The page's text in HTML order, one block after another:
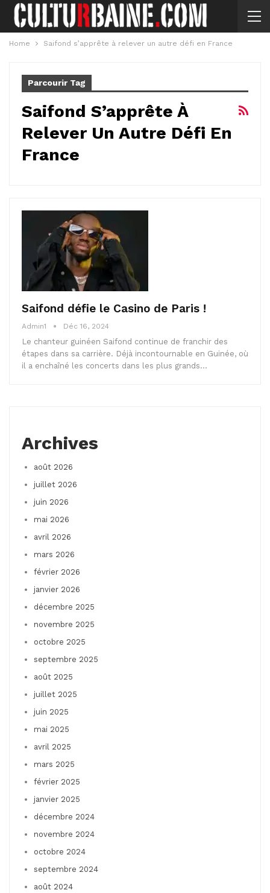
Home Saifond s’apprête à relever un autre défi en France
Parcourir Tag
Saifond S’apprête À
Relever Un Autre Défi En
France
Saifond défie le Casino de Paris !
Admin1 Déc 16, 2024
Le chanteur guinéen Saifond continue de franchir des
étapes dans sa carrière. Déjà incontournable en Guinée, où
il a enchaîné les concerts dans les plus grands…
Archives
août 2026
juillet 2026
juin 2026
mai 2026
avril 2026
mars 2026
février 2026
janvier 2026
décembre 2025
novembre 2025
octobre 2025
septembre 2025
août 2025
juillet 2025
juin 2025
mai 2025
avril 2025
mars 2025
février 2025
janvier 2025
décembre 2024
novembre 2024
octobre 2024
septembre 2024
août 2024